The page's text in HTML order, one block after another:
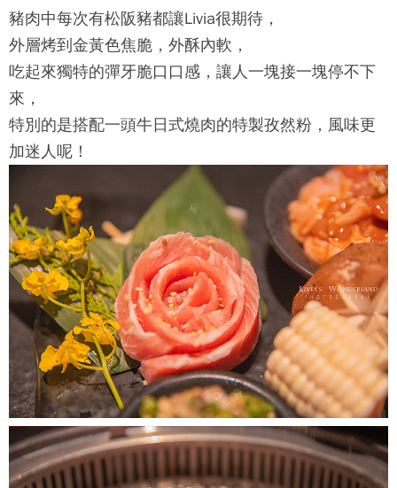
豬肉中每次有松阪豬都讓Livia很期待，
外層烤到金黃色焦脆，外酥內軟，
吃起來獨特的彈牙脆口口感，讓人一塊接一塊停不下
來，
特別的是搭配一頭牛日式燒肉的特製孜然粉，風味更
加迷人呢！